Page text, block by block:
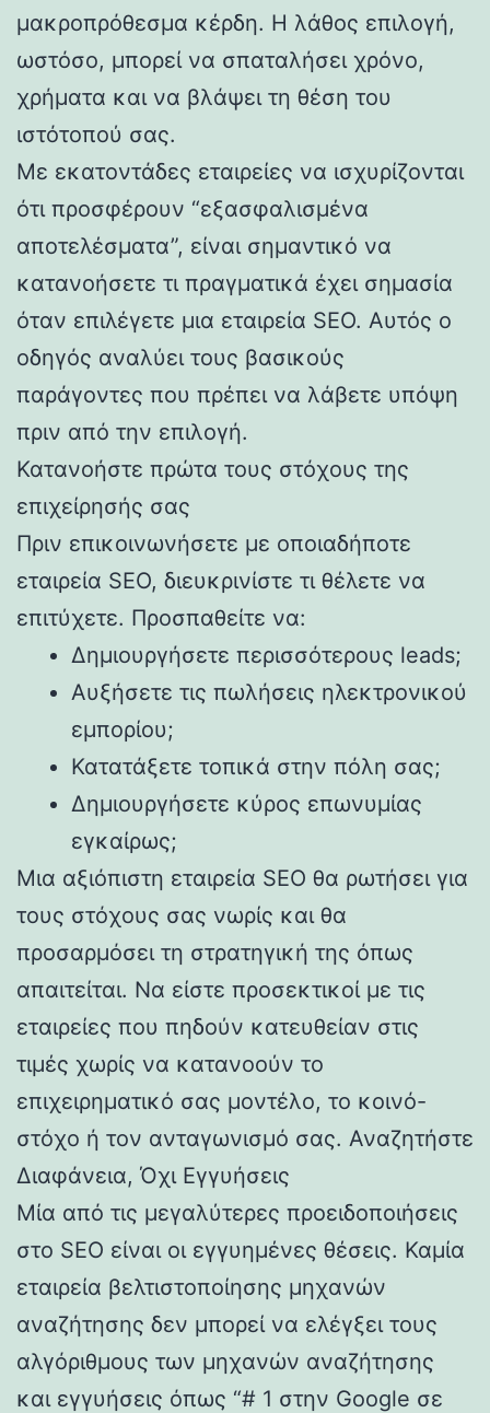
μακροπρόθεσμα κέρδη. Η λάθος επιλογή,
ωστόσο, μπορεί να σπαταλήσει χρόνο,
χρήματα και να βλάψει τη θέση του
ιστότοπού σας.
Με εκατοντάδες εταιρείες να ισχυρίζονται
ότι προσφέρουν “εξασφαλισμένα
αποτελέσματα”, είναι σημαντικό να
κατανοήσετε τι πραγματικά έχει σημασία
όταν επιλέγετε μια εταιρεία SEO. Αυτός ο
οδηγός αναλύει τους βασικούς
παράγοντες που πρέπει να λάβετε υπόψη
πριν από την επιλογή.
Κατανοήστε πρώτα τους στόχους της
επιχείρησής σας
Πριν επικοινωνήσετε με οποιαδήποτε
εταιρεία SEO, διευκρινίστε τι θέλετε να
επιτύχετε. Προσπαθείτε να:
Δημιουργήσετε περισσότερους leads;
Αυξήσετε τις πωλήσεις ηλεκτρονικού
εμπορίου;
Κατατάξετε τοπικά στην πόλη σας;
Δημιουργήσετε κύρος επωνυμίας
εγκαίρως;
Μια αξιόπιστη εταιρεία SEO θα ρωτήσει για
τους στόχους σας νωρίς και θα
προσαρμόσει τη στρατηγική της όπως
απαιτείται. Να είστε προσεκτικοί με τις
εταιρείες που πηδούν κατευθείαν στις
τιμές χωρίς να κατανοούν το
επιχειρηματικό σας μοντέλο, το κοινό-
στόχο ή τον ανταγωνισμό σας. Αναζητήστε
Διαφάνεια, Όχι Εγγυήσεις
Μία από τις μεγαλύτερες προειδοποιήσεις
στο SEO είναι οι εγγυημένες θέσεις. Καμία
εταιρεία βελτιστοποίησης μηχανών
αναζήτησης δεν μπορεί να ελέγξει τους
αλγόριθμους των μηχανών αναζήτησης
και εγγυήσεις όπως “# 1 στην Google σε